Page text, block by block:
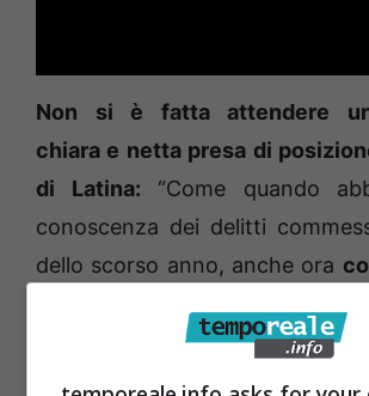
Non si è fatta attendere
chiara e netta presa di
di Latina: “Come quando
conoscenza dei delitti
dello scorso anno, anche ora
alle giovani vittime e alle loro
esprimiamo la nostra vicinanza e